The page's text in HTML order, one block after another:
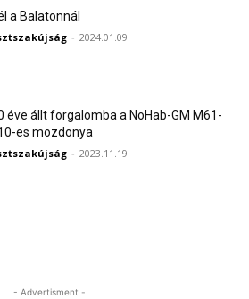
a Balatonnál
- 2024.01.09.
éve állt forgalomba a NoHab-GM M61-
es mozdonya
- 2023.11.19.
- Advertisment -